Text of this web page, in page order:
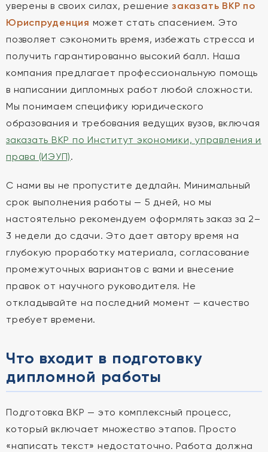
уверены в своих силах, решениезаказать ВКР по
Юриспруденция может стать спасением. Это
позволяет сэкономить время, избежать стресса и
получить гарантированно высокий балл. Наша
компания предлагает профессиональную помощь
в написании дипломных работ любой сложности.
Мы понимаем специфику юридического
образования и требования ведущих вузов, включая
заказать ВКР по Институт экономики, управления и
права (ИЭУП).
С нами вы не пропустите дедлайн. Минимальный
срок выполнения работы — 5 дней, но мы
настоятельно рекомендуем оформлять заказ за 2–
3 недели до сдачи. Это дает автору время на
глубокую проработку материала, согласование
промежуточных вариантов с вами и внесение
правок от научного руководителя. Не
откладывайте на последний момент — качество
требует времени.
Что входит в подготовку
дипломной работы
Подготовка ВКР — это комплексный процесс,
который включает множество этапов. Просто
«написать текст» недостаточно. Работа должна